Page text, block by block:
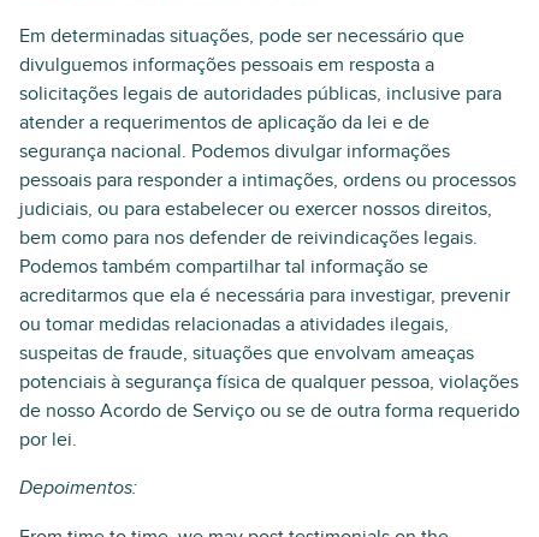
Em determinadas situações, pode ser necessário que
divulguemos informações pessoais em resposta a
solicitações legais de autoridades públicas, inclusive para
atender a requerimentos de aplicação da lei e de
segurança nacional. Podemos divulgar informações
pessoais para responder a intimações, ordens ou processos
judiciais, ou para estabelecer ou exercer nossos direitos,
bem como para nos defender de reivindicações legais.
Podemos também compartilhar tal informação se
acreditarmos que ela é necessária para investigar, prevenir
ou tomar medidas relacionadas a atividades ilegais,
suspeitas de fraude, situações que envolvam ameaças
potenciais à segurança física de qualquer pessoa, violações
de nosso Acordo de Serviço ou se de outra forma requerido
por lei.
Depoimentos: